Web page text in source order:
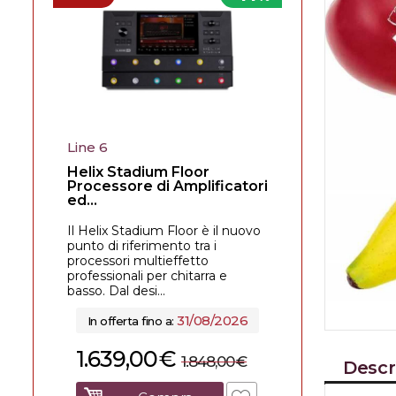
Line 6
Helix Stadium Floor
Processore di Amplificatori
ed...
Il Helix Stadium Floor è il nuovo
punto di riferimento tra i
processori multieffetto
professionali per chitarra e
basso. Dal desi...
In offerta fino a:31/08/2026
€
1.639,00 €
1.848,00